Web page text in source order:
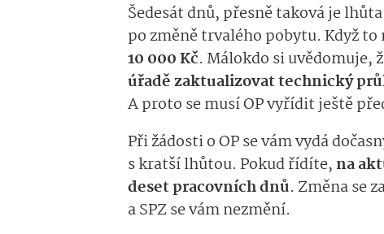
Šedesát dnů, přesně taková je
po změně trvalého pobytu. Když to
10 000 Kč. Málokdo si uvědomuje,
úřadě zaktualizovat technický
A proto se musí OP vyřídit ještě
Při žádosti o OP se vám vydá
s kratší lhůtou. Pokud řídíte, na
deset pracovních dnů. Změna se
a SPZ se vám nezmění.